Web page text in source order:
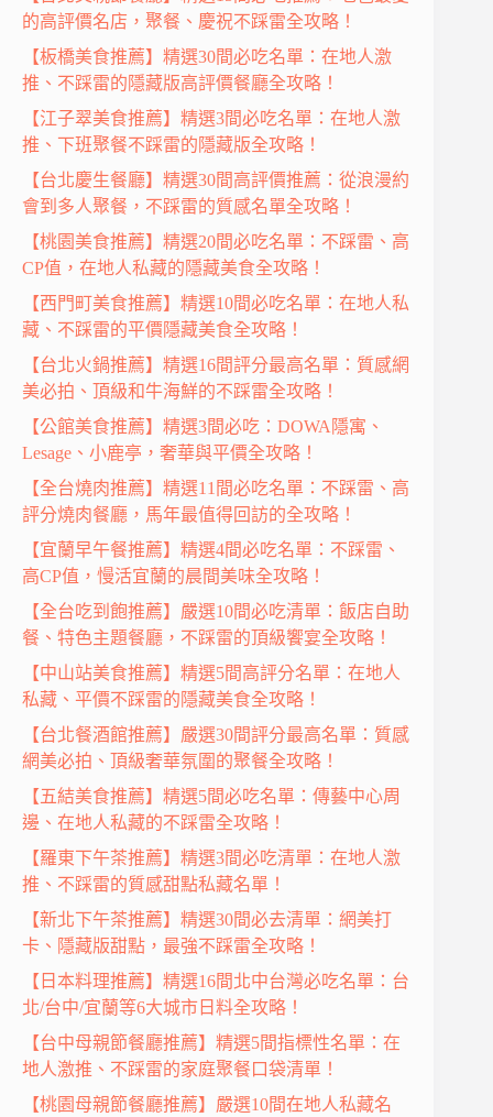
的高評價名店，聚餐、慶祝不踩雷全攻略！
【板橋美食推薦】精選30間必吃名單：在地人激
推、不踩雷的隱藏版高評價餐廳全攻略！
【江子翠美食推薦】精選3間必吃名單：在地人激
推、下班聚餐不踩雷的隱藏版全攻略！
【台北慶生餐廳】精選30間高評價推薦：從浪漫約
會到多人聚餐，不踩雷的質感名單全攻略！
【桃園美食推薦】精選20間必吃名單：不踩雷、高
CP值，在地人私藏的隱藏美食全攻略！
【西門町美食推薦】精選10間必吃名單：在地人私
藏、不踩雷的平價隱藏美食全攻略！
【台北火鍋推薦】精選16間評分最高名單：質感網
美必拍、頂級和牛海鮮的不踩雷全攻略！
【公館美食推薦】精選3間必吃：DOWA隱寓、
Lesage、小鹿亭，奢華與平價全攻略！
【全台燒肉推薦】精選11間必吃名單：不踩雷、高
評分燒肉餐廳，馬年最值得回訪的全攻略！
【宜蘭早午餐推薦】精選4間必吃名單：不踩雷、
高CP值，慢活宜蘭的晨間美味全攻略！
【全台吃到飽推薦】嚴選10間必吃清單：飯店自助
餐、特色主題餐廳，不踩雷的頂級饗宴全攻略！
【中山站美食推薦】精選5間高評分名單：在地人
私藏、平價不踩雷的隱藏美食全攻略！
【台北餐酒館推薦】嚴選30間評分最高名單：質感
網美必拍、頂級奢華氛圍的聚餐全攻略！
【五結美食推薦】精選5間必吃名單：傳藝中心周
邊、在地人私藏的不踩雷全攻略！
【羅東下午茶推薦】精選3間必吃清單：在地人激
推、不踩雷的質感甜點私藏名單！
【新北下午茶推薦】精選30間必去清單：網美打
卡、隱藏版甜點，最強不踩雷全攻略！
【日本料理推薦】精選16間北中台灣必吃名單：台
北/台中/宜蘭等6大城市日料全攻略！
【台中母親節餐廳推薦】精選5間指標性名單：在
地人激推、不踩雷的家庭聚餐口袋清單！
【桃園母親節餐廳推薦】嚴選10間在地人私藏名